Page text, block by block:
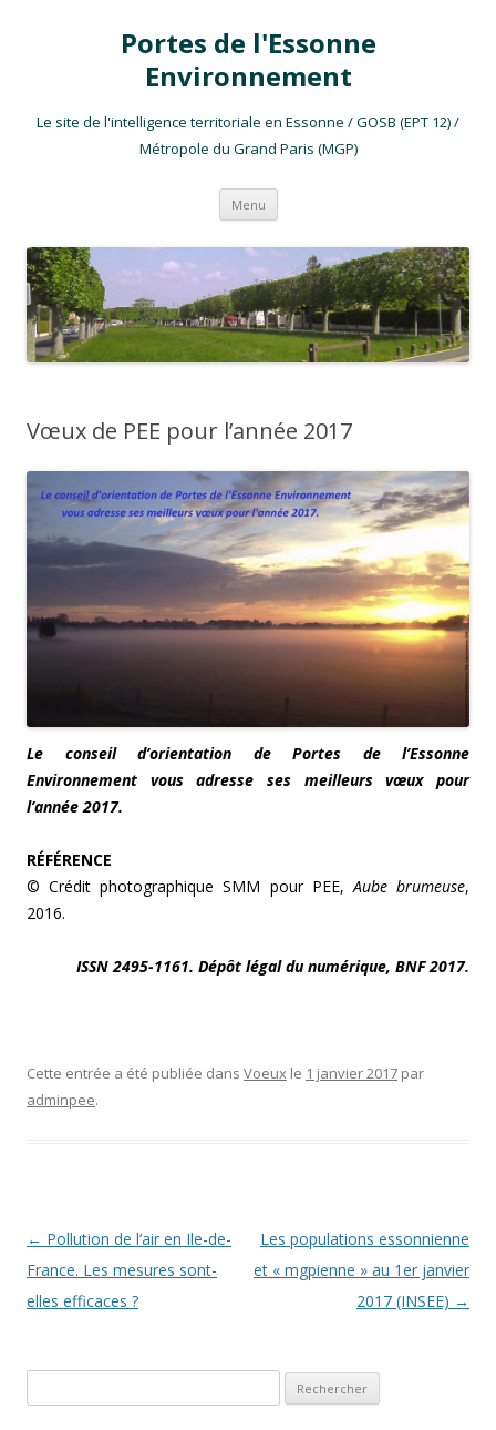
Portes de l'Essonne
Environnement
Le site de l'intelligence territoriale en Essonne / GOSB (EPT 12) /
Métropole du Grand Paris (MGP)
Menu Aller au contenu
Vœux de PEE pour l’année 2017
Le conseil d’orientation de Portes de l’Essonne
Environnement vous adresse ses meilleurs vœux pour
l’année 2017.
RÉFÉRENCE
© Crédit photographique SMM pour PEE,Aube brumeuse,
2016.
ISSN 2495-1161. Dépôt légal du numérique, BNF 2017.
Cette entrée a été publiée dans Voeux le 1 janvier 2017 par
adminpee.
Navigation des articles
← Pollution de l’air en Ile-de-
France. Les mesures sont-
elles efficaces ?
Les populations essonnienne
et « mgpienne » au 1er janvier
2017 (INSEE) →